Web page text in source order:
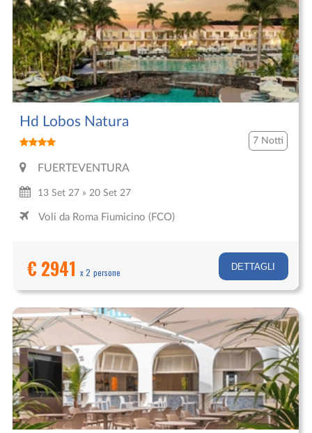
Hd Lobos Natura
7 Notti
FUERTEVENTURA
13 Set 27 » 20 Set 27
Voli da Roma Fiumicino (FCO)
€ 2941x 2 persone DETTAGLI